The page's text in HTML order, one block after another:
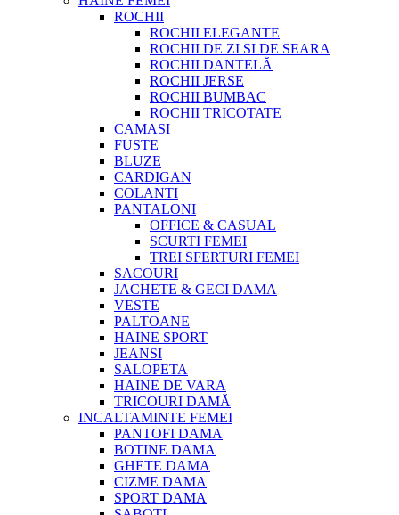
ROCHII
ROCHII ELEGANTE
ROCHII DE ZI SI DE SEARA
ROCHII DANTELĂ
ROCHII JERSE
ROCHII BUMBAC
ROCHII TRICOTATE
CAMASI
FUSTE
BLUZE
CARDIGAN
COLANTI
PANTALONI
OFFICE & CASUAL
SCURTI FEMEI
TREI SFERTURI FEMEI
SACOURI
JACHETE & GECI DAMA
VESTE
PALTOANE
HAINE SPORT
JEANSI
SALOPETA
HAINE DE VARA
TRICOURI DAMĂ
INCALTAMINTE FEMEI
PANTOFI DAMA
BOTINE DAMA
GHETE DAMA
CIZME DAMA
SPORT DAMA